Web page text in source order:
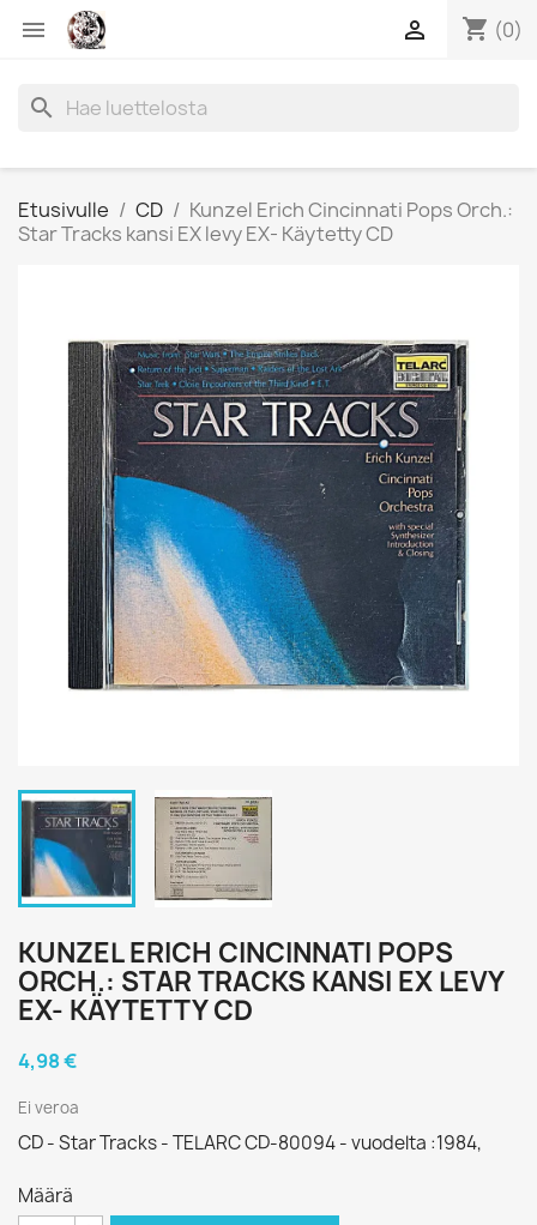
 shopping_cart (0)

search
Etusivulle CD
Kunzel Erich Cincinnati Pops Orch.:
Star Tracks kansi EX levy EX- Käytetty CD
KUNZEL ERICH CINCINNATI POPS
ORCH.: STAR TRACKS KANSI EX LEVY
EX- KÄYTETTY CD
4,98 €
Ei veroa
CD - Star Tracks - TELARC CD-80094 - vuodelta :1984,
Määrä